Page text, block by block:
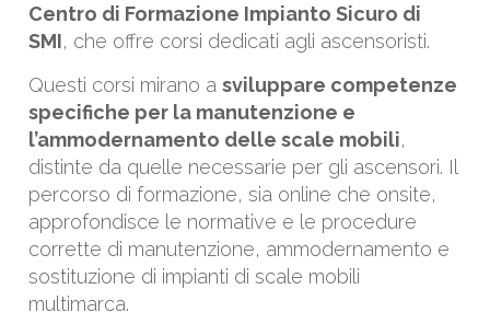
Centro di Formazione Impianto Sicuro di
SMI, che offre corsi dedicati agli ascensoristi.
Questi corsi mirano asviluppare competenze
specifiche per la manutenzione e
l’ammodernamento delle scale mobili,
distinte da quelle necessarie per gli ascensori. Il
percorso di formazione, sia online che onsite,
approfondisce le normative e le procedure
corrette di manutenzione, ammodernamento e
sostituzione di impianti di scale mobili
multimarca​.